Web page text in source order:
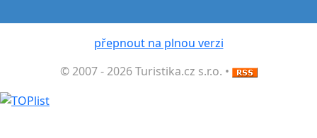
přepnout na plnou verzi
© 2007 - 2026 Turistika.cz s.r.o. •